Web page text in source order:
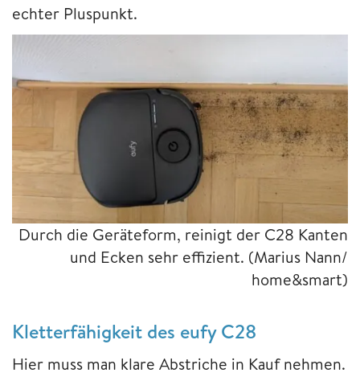
echter Pluspunkt.
Durch die Geräteform, reinigt der C28 Kanten
und Ecken sehr effizient. (Marius Nann/
home&smart)
Kletterfähigkeit des eufy C28
Hier muss man klare Abstriche in Kauf nehmen.